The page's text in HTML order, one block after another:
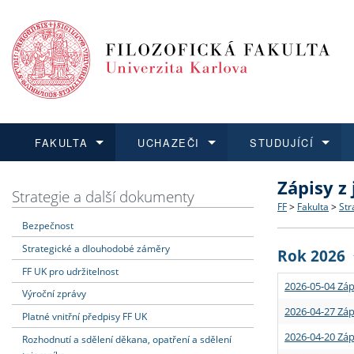
FAKULTA
Dozvědět se více
Struktura
Strategie
Podpora
UCHAZEČI
Podat přihlášku
Co
Učitelské
STUDUJÍCÍ
Dozvědět se více
Rigorózní
Dozvědět se více
O vědě a
Granty a
Dozvědět se více
Aktuální
Strategie a další dokumenty
Bezpečnost
Strategické a dlouhodobé záměry
FF UK pro udržitelnost
Výroční zprávy
Platné vnitřní předpisy FF UK
Rozhodnutí a sdělení děkana, opatření a sdělení
Zápisy
FF > Fakulta >
Rok 2026
2026-05-04
2026-04-27
2026-04-20